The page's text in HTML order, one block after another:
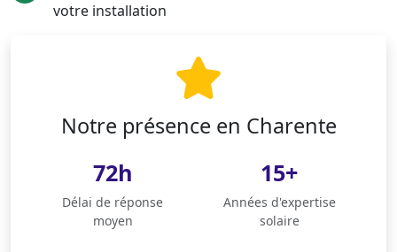
votre installation
Notre présence en Charente
72h
Délai de réponse
moyen
15+
Années d'expertise
solaire